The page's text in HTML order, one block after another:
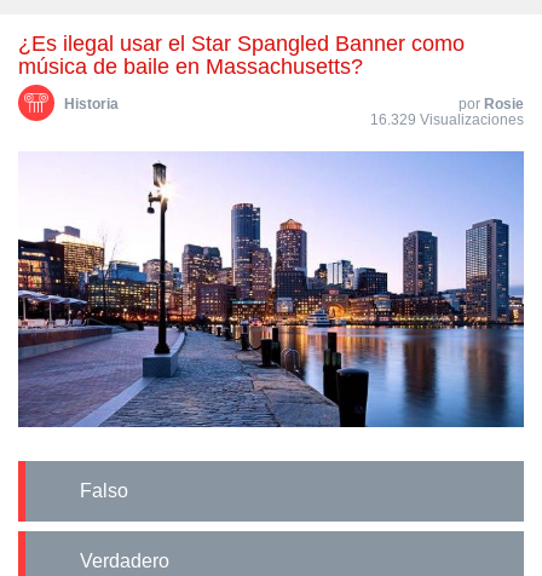
¿Es ilegal usar el Star Spangled Banner como
música de baile en Massachusetts?
Historia por Rosie
16.329 Visualizaciones
Falso
Verdadero